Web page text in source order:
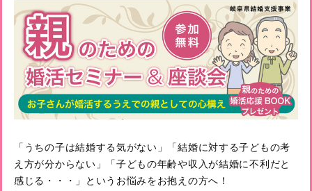
「うちの子は結婚する気がない」「結婚に対する子どもの考
え方が分からない」「子どもの年齢や収入が結婚に不利だと
感じる・・・」というお悩みをお抱えの方へ！